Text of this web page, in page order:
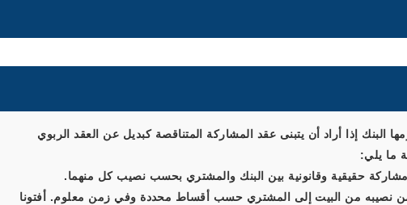
البنك إذا أراد أن يتبنى عقد المشاركة المتناقصة كبديل عن العقد الربوي
ما يلي:
من نصيبه من البيت إلى المشتري حسب أقساط محددة وفي زمن معلوم. أفتونا